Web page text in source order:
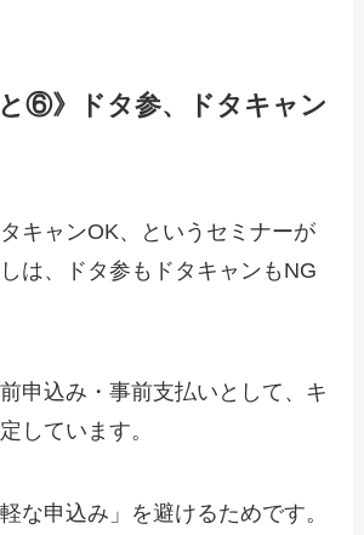
と⑥》ドタ参、ドタキャン
キャンOK、というセミナーが
は、ドタ参もドタキャンもNG
申込み・事前支払いとして、キ
しています。
な申込み」を避けるためです。